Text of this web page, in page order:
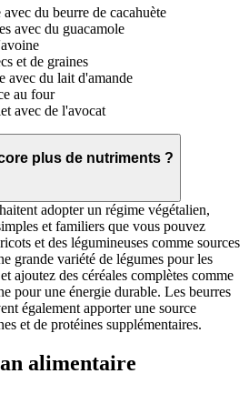
du beurre de cacahuète
avec du guacamole
et de graines
avec du lait d'amande
au four
avec de l'avocat
plus de nutriments ?
adopter un régime végétalien,
et familiers que vous pouvez
et des légumineuses comme sources
grande variété de légumes pour les
ajoutez des céréales complètes comme
pour une énergie durable. Les beurres
également apporter une source
et de protéines supplémentaires.
alimentaire